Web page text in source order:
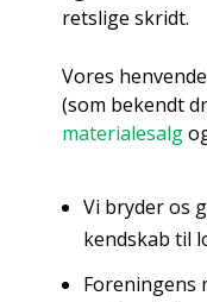
rets­li­ge skridt.
Vores
(som bekendt
mate­ri­a­lesalg
Vi bry­der os
kend­skab til
For­e­nin­gens